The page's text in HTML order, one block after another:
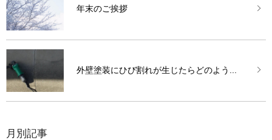
年末のご挨拶
外壁塗装にひび割れが生じたらどのよう...
月別記事